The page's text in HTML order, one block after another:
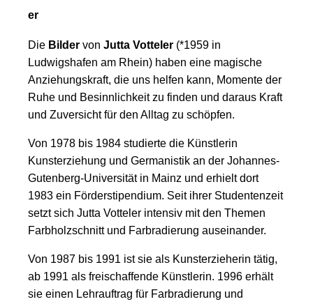
er
Die Bilder von Jutta Votteler (*1959 in
Ludwigshafen am Rhein) haben eine magische
Anziehungskraft, die uns helfen kann, Momente der
Ruhe und Besinnlichkeit zu finden und daraus Kraft
und Zuversicht für den Alltag zu schöpfen.
Von 1978 bis 1984 studierte die Künstlerin
Kunsterziehung und Germanistik an der Johannes-
Gutenberg-Universität in Mainz und erhielt dort
1983 ein Förderstipendium. Seit ihrer Studentenzeit
setzt sich Jutta Votteler intensiv mit den Themen
Farbholzschnitt und Farbradierung auseinander.
Von 1987 bis 1991 ist sie als Kunsterzieherin tätig,
ab 1991 als freischaffende Künstlerin. 1996 erhält
sie einen Lehrauftrag für Farbradierung und